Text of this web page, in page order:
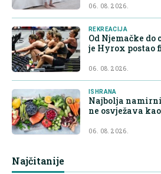
06. 08. 2026.
REKREACIJA
Od Njemačke
je Hyrox postao
06. 08. 2026.
ISHRANA
Najbolja
ne osvježava
06. 08. 2026.
Najčitanije